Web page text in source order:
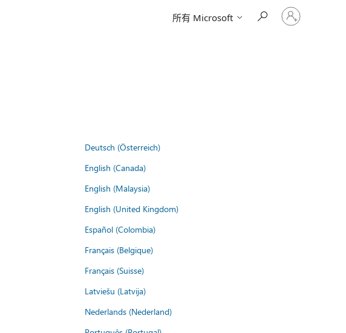
所有 Microsoft
登
入
Deutsch (Österreich)
English (Canada)
English (Malaysia)
English (United Kingdom)
Español (Colombia)
Français (Belgique)
Français (Suisse)
Latviešu (Latvija)
Nederlands (Nederland)